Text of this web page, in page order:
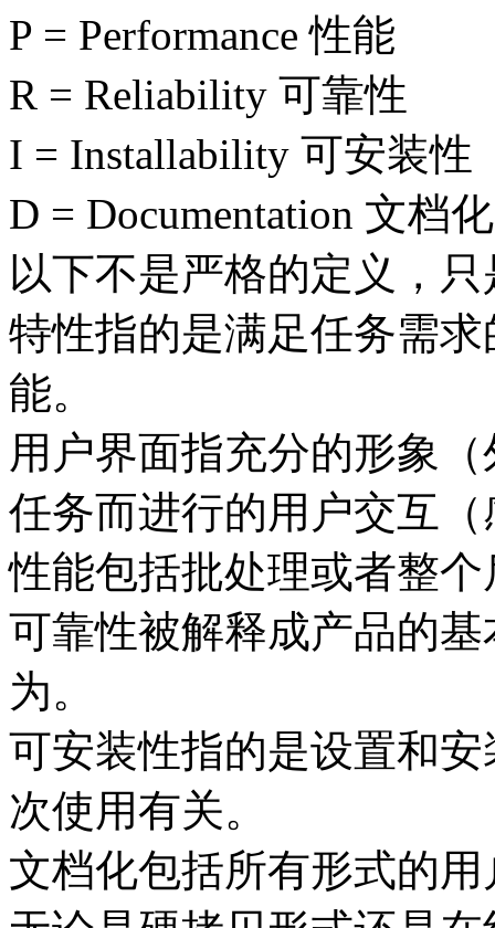
P = Performance 性能
R = Reliability 可靠性
I = Installability 可安装性
D = Documentation 文档化
以下不是严格的定义，
特性指的是满足任务需
能。
用户界面指充分的形象
任务而进行的用户交互
性能包括批处理或者整
可靠性被解释成产品的
为。
可安装性指的是设置和
次使用有关。
文档化包括所有形式的